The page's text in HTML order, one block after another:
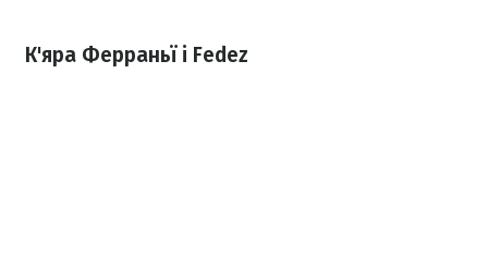
К'яра Ферраньї і Fedez